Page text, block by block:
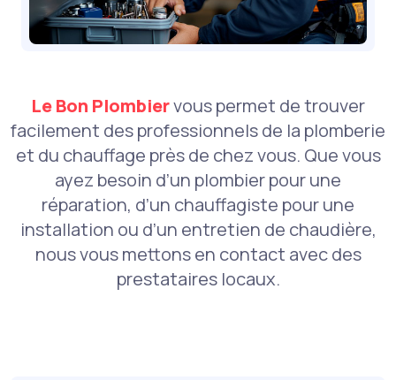
Le Bon Plombiervous permet de trouver
facilement des professionnels de la plomberie
et du chauffage près de chez vous. Que vous
ayez besoin d’un plombier pour une
réparation, d’un chauffagiste pour une
installation ou d’un entretien de chaudière,
nous vous mettons en contact avec des
prestataires locaux.